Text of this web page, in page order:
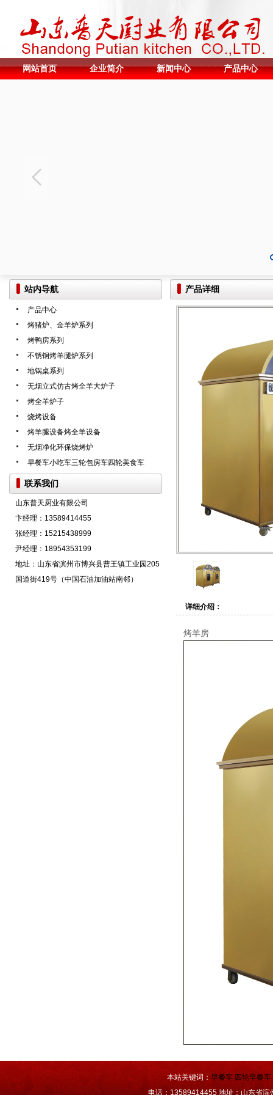
网站首页 企业简介 新闻中心 产品中心
产品详细
详细介绍：
烤羊房
站内导航
产品中心
烤猪炉、金羊炉系列
烤鸭房系列
不锈钢烤羊腿炉系列
地锅桌系列
无烟立式仿古烤全羊大炉子
烤全羊炉子
烧烤设备
烤羊腿设备烤全羊设备
无烟净化环保烧烤炉
早餐车小吃车三轮包房车四轮美食车
联系我们
山东普天厨业有限公司
卞经理：13589414455
张经理：15215438999
尹经理：18954353199
地址：山东省滨州市博兴县曹王镇工业园205
国道街419号（中国石油加油站南邻）
本站关键词： 早餐车 四轮早餐车
电话：13589414455 地址：山东省滨